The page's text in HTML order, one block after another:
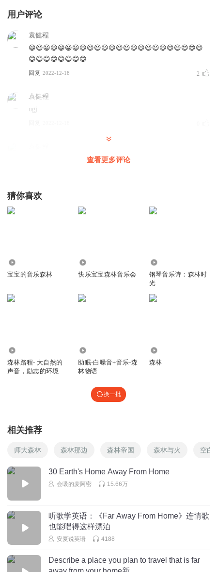
用户评论
袁健程
😀😃😀😀😀😀😀😃😃😃😃😃😃😃😃😃😃😃😃😄😄😄😄😄
😄😄😄😄😄😄😄😄
回复 2022-12-18 2
袁健程
ugj
回复
查看更多评论
猜你喜欢
宝宝的音乐森林 快乐宝宝森林音乐会
钢琴音乐诗：森林时
光
森林路程- 大自然的
声音，励志的环境音
助眠-白噪音+音乐-森
林物语
森林
换一批
相关推荐
师大森林 森林那边 森林帝国 森林与火 空白
30 Earth's Home Away From Home
会吸的麦阿密 15.66万
听歌学英语：《Far Away From Home》连情歌
也能唱得这样漂泊
安夏说英语 4188
Describe a place you plan to travel that is far